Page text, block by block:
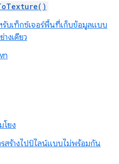
รับเท็กซ์เจอร์พื้นที่เก็บข้อมูลแบบ
งเดียว
โยง
สร้างไปป์ไลน์แบบไม่พร้อมกัน